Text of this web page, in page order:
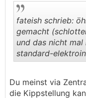
fateish schrieb:
gemacht
und das nicht
standard-
Du meinst via
die Kippstellung